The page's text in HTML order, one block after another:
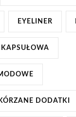
EYELINER
DODATKI